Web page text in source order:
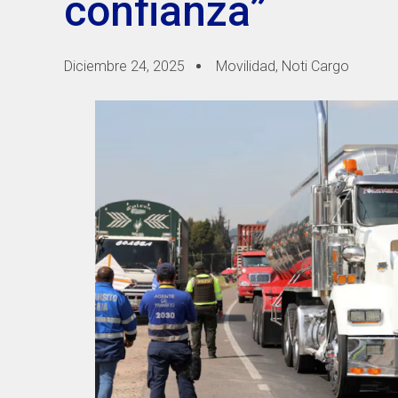
confianza”
Diciembre 24, 2025 Movilidad, Noti Cargo